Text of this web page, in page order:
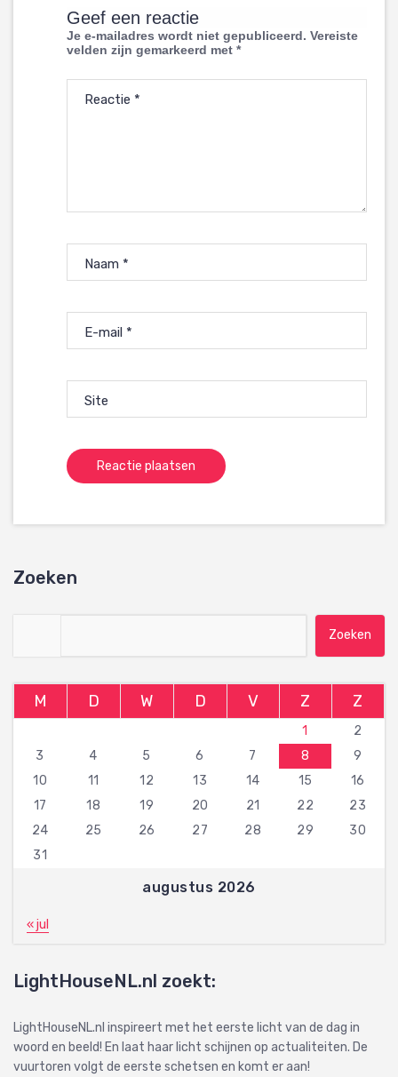
Geef een reactie
Je e-mailadres wordt niet gepubliceerd. Vereiste
velden zijn gemarkeerd met *
Reactie *
Naam *
E-mail *
Site
Zoeken
augustus 2026
M D W D V Z Z
1
2
3
4 5 6 7 8
9
10
11 12 13 14 15
16
17
18 19 20 21 22
23
24
25 26 27 28 29
30
31
« jul
LightHouseNL.nl zoekt:
LightHouseNL.nl inspireert met het eerste licht van de dag in
woord en beeld! En laat haar licht schijnen op actualiteiten. De
vuurtoren volgt de eerste schetsen en komt er aan!